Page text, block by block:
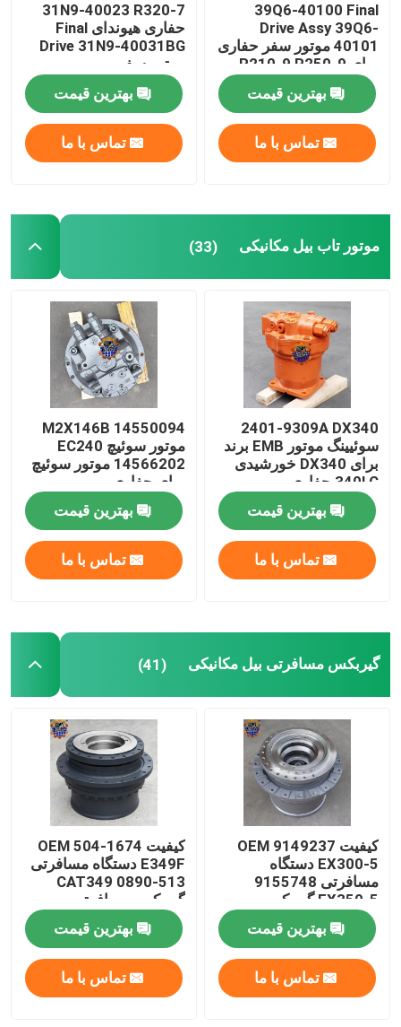
محصولات
درباره ما
تور کارخانه
کنترل کیفیت
با ما تماس بگیرید
اخبار
39Q6-40100 Final
Drive Assy 39Q6-
40101 موتور سفر حفاری
برای R210-9 R250-9
بهترین قیمت
تماس با ما
31N9-40023 R320-7
حفاری هیوندای Final
Drive 31N9-40031BG
موتور سفر
بهترین قیمت
تماس با ما
موتور تاب بیل مکانیکی (33)
2401-9309A DX340
سوئیینگ موتور EMB برند
برای DX340 خورشیدی
340LC حفاری
بهترین قیمت
تماس با ما
M2X146B 14550094
موتور سوئیچ EC240
14566202 موتور سوئیچ
برای حفاری
بهترین قیمت
تماس با ما
گیربکس مسافرتی بیل مکانیکی (41)
کیفیت OEM 9149237
EX300-5 دستگاه
مسافرتی 9155748
EX350-5 گیربکس
مسافرتی
بهترین قیمت
تماس با ما
کیفیت OEM 504-1674
E349F دستگاه مسافرتی
513-0890 CAT349
گیربکس مسافرتی
بهترین قیمت
تماس با ما